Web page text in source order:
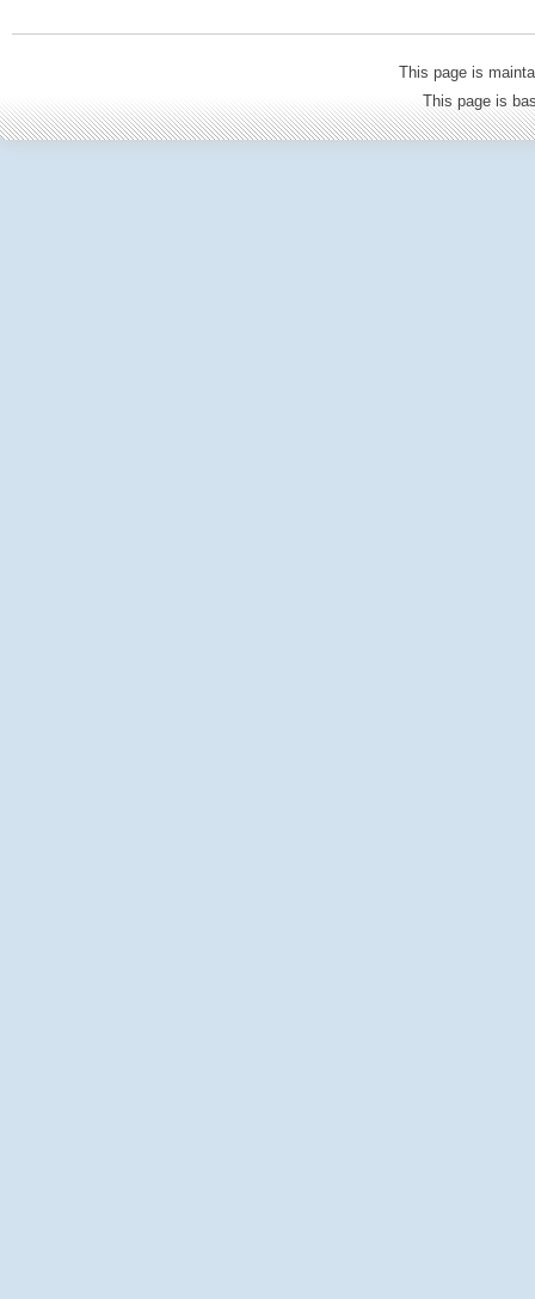
This page is
This page is